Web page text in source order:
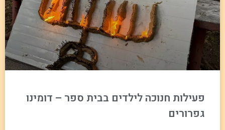
פעילות חנוכה לילדים בבית ספר – דומינו
גפרורים